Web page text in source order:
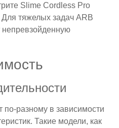
Slime Cordless Pro
тяжелых задач ARB
непревзойденную
разному в зависимости
Такие модели, как